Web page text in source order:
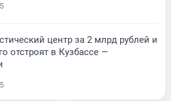
5
центр за 2 млрд рублей и
отстроят в Кузбассе —
5